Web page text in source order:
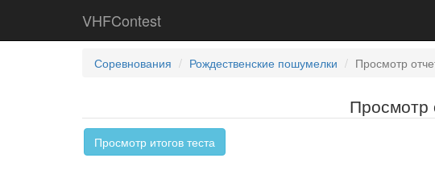
VHFContest
Соревнования Рождественские пошумелки Просмотр
Просмотр
Просмотр итогов теста